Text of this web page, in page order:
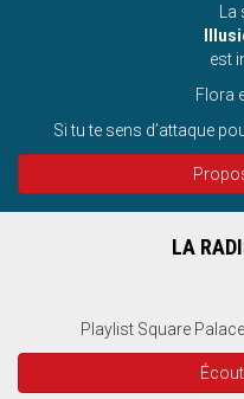
est
Flora
Si tu te sens d’attaque
LA
Playlist Square